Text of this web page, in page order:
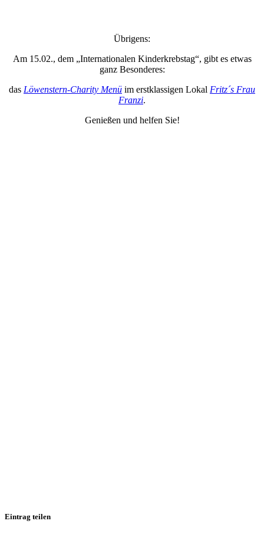
Übrigens:
Am 15.02., dem „Internationalen Kinderkrebstag“, gibt es etwas
ganz Besonderes:
das Löwenstern-Charity Menü im erstklassigen Lokal Fritz´s Frau
Franzi.
Genießen und helfen Sie!
Eintrag teilen